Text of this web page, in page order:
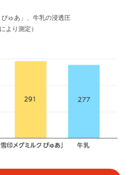
ゅあ」、牛乳の浸透圧
より測定）